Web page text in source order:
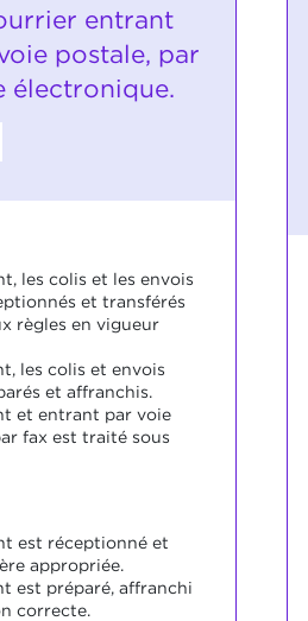
entrant
postale, par
électronique.
les colis et les envois
et transférés
règles en vigueur
les colis et envois
et affranchis.
et entrant par voie
fax est traité sous
est réceptionné et
appropriée.
est préparé, affranchi
correcte.